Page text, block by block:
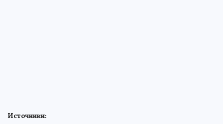
Источники: